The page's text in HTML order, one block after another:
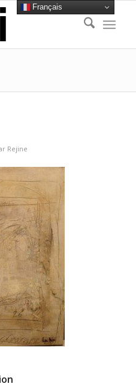
Rejine
Français